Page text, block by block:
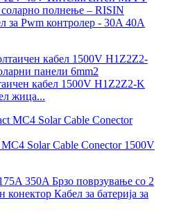
за Pwm контролер - 30A 40A
кабел 1500V H1Z2Z2-K
жица...
Solar Cable Conector 1500V